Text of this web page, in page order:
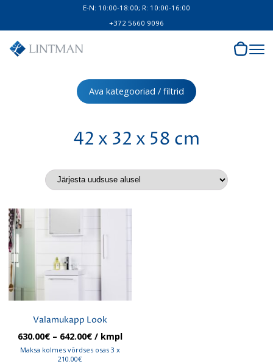
E-N: 10:00-18:00; R: 10:00-16:00
+372 5660 9096
Ava kategooriad / filtrid
42 x 32 x 58 cm
Valamukapp Look
630.00€ – 642.00€Hinnavahemik:
630.00€
/ kmpl
Maksa kolmes võrdses osas 3 x
210.00€